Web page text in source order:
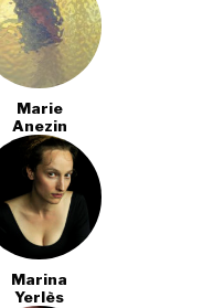
Marie
Anezin
Marina
Yerlès